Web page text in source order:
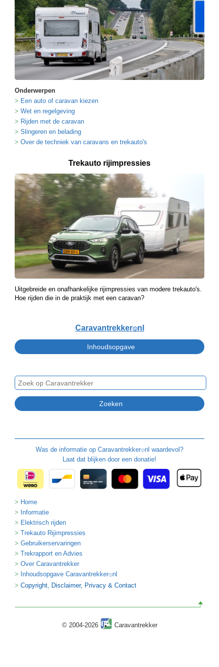
Onderwerpen
Een auto of caravan kiezen
Wet en regelgeving
Rijden met de caravan
Slingeren en belading
Over de techniek van caravans en trekauto's
Trekauto rijimpressies
Uitgebreide en onafhankelijke rijimpressies van modere trekauto's.
Hoe rijden die in de praktijk met een caravan?
Caravantrekker🙂nl
Was de informatie op Caravantrekker🙂nl waardevol?
Laat dat blijken door een donatie!
Home
Informatie
Elektrisch rijden
Trekauto Rijimpressies
Gebruikerservaringen
Trekrapport en Advies
Over Caravantrekker
Inhoudsopgave Caravantrekker🙂nl
Copyright, Disclaimer, Privacy & Contact
© 2004-2026 Caravantrekker